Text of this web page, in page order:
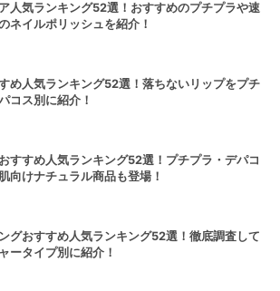
人気ランキング52選！おすすめのプチプラや速
ネイルポリッシュを紹介！
め人気ランキング52選！落ちないリップをプチ
コス別に紹介！
すすめ人気ランキング52選！プチプラ・デパコ
向けナチュラル商品も登場！
グおすすめ人気ランキング52選！徹底調査して
ータイプ別に紹介！